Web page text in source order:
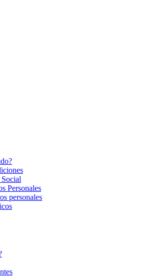
Personales
personales